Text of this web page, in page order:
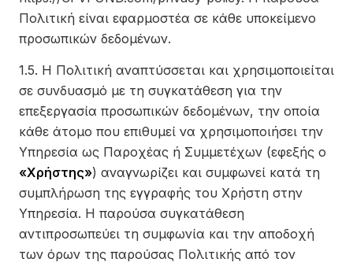
Πολιτική είναι εφαρμοστέα σε κάθε υποκείμενο
προσωπικών δεδομένων.
1.5. Η Πολιτική αναπτύσσεται και χρησιμοποιείται
σε συνδυασμό με τη συγκατάθεση για την
επεξεργασία προσωπικών δεδομένων, την οποία
κάθε άτομο που επιθυμεί να χρησιμοποιήσει την
Υπηρεσία ως Παροχέας ή Συμμετέχων (εφεξής ο
«Χρήστης») αναγνωρίζει και συμφωνεί κατά τη
συμπλήρωση της εγγραφής του Χρήστη στην
Υπηρεσία. Η παρούσα συγκατάθεση
αντιπροσωπεύει τη συμφωνία και την αποδοχή
των όρων της παρούσας Πολιτικής από τον